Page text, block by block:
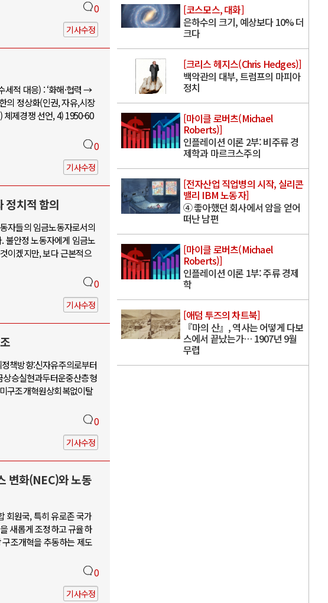
0
기사수정
세적 대응) : ‘화해·협력 →
의 정상화(인권, 자유,시장
제경쟁 선언, 4) 1950-60
0
기사수정
정치적 함의
자들의 임금노동자로서의
불안정 노동자에게 임금노
이겠지만, 보다 근본적으
0
기사수정
책방향:신자유주의로부터
승실현과두터운중산층형
구조개혁원상회복없이탈
0
기사수정
변화(NEC)와 노동
회원국, 특히 유로존 국가
새롭게 조정하고 규율하
조개혁을 추동하는 제도
0
기사수정
[코스모스, 대화]
은하수의 크기, 예상보다 10% 더
크다
[크리스 헤지스(Chris Hedges)]
백악관의 대부, 트럼프의 마피아
정치
[마이클 로버츠(Michael
Roberts)]
인플레이션 이론 2부: 비주류 경
제학과 마르크스주의
[전자산업 직업병의 시작, 실리콘
밸리 IBM 노동자]
④ 좋아했던 회사에서 암을 얻어
떠난 남편
[마이클 로버츠(Michael
Roberts)]
인플레이션 이론 1부: 주류 경제
학
[애덤 투즈의 차트북]
『마의 산』, 역사는 어떻게 다보
스에서 끝났는가… 1907년 9월
무렵